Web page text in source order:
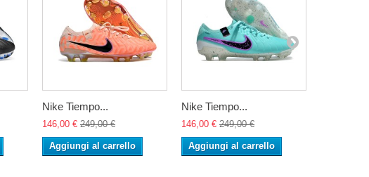
Nike Tiempo...
146,00 € 249,00 €
Aggiungi al carrello
Nike Tiempo...
146,00 € 249,00 €
Aggiungi al carrello